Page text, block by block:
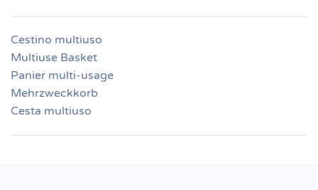
Cestino multiuso
Multiuse Basket
Panier multi-usage
Mehrzweckkorb
Cesta multiuso